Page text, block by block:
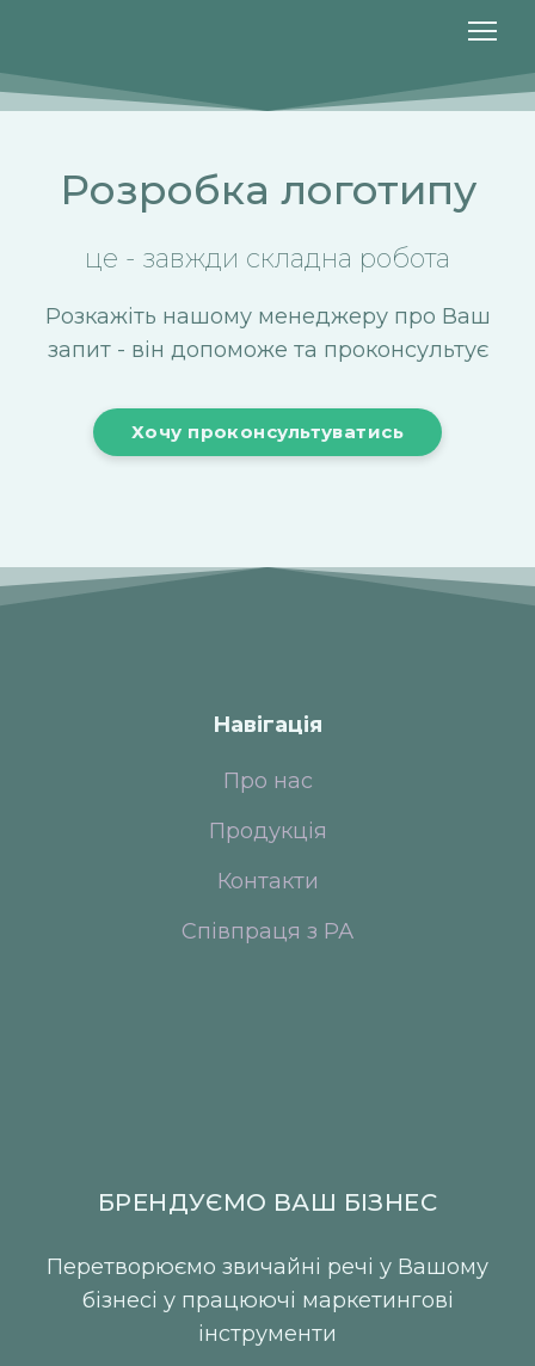
Розробка логотипу
це - завжди складна робота
Розкажіть нашому менеджеру про Ваш
запит - він допоможе та проконсультує
Хочу проконсультуватись
Навігація
Про нас
Продукція
Контакти
Співпраця з РА
БРЕНДУЄМО ВАШ БІЗНЕС
Перетворюємо звичайні речі у Вашому
бізнесі у працюючі маркетингові
інструменти